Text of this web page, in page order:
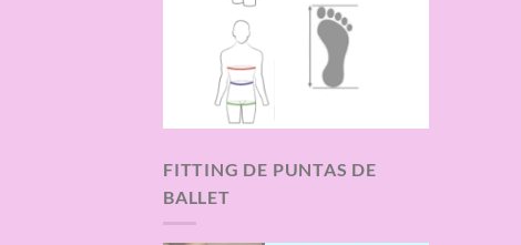
FITTING DE PUNTAS DE
BALLET